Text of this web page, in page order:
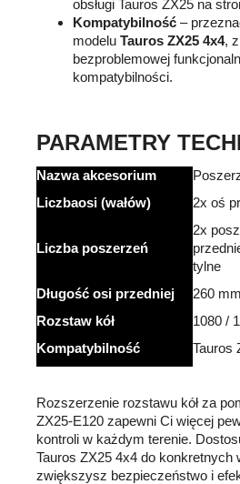
obsługi Tauros ZX25 na
Kompatybilność –
modelu Tauros ZX25 4x4,
bezproblemowej
kompatybilności.
PARAMETRY
Nazwaakcesorium
Liczbaosi (wałów) 2x oś
Liczba poszerzeń
2x
tylne
Długość osi przedniej
260 mm
Rozstaw kół
1080 /
Kompatybilność
Tauros
Rozszerzenie rozstawu kół za
ZX25-E120 zapewni Ci więcej
kontroli w każdym terenie.
Tauros ZX25 4x4 do konkretnych
zwiększysz bezpieczeństwo i